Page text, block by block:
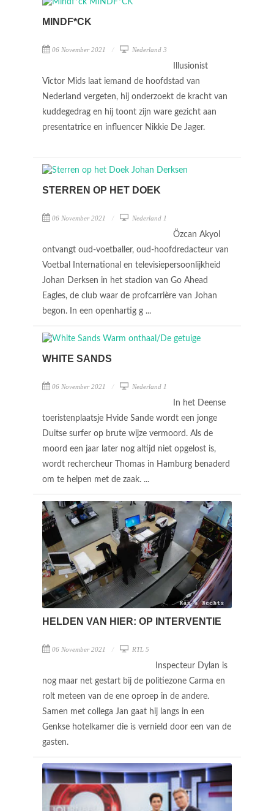
MINDF*CK
06 November 2021 Nederland 3
Illusionist
Victor Mids laat iemand de hoofdstad van
Nederland vergeten, hij onderzoekt de kracht van
kuddegedrag en hij toont zijn ware gezicht aan
presentatrice en influencer Nikkie De Jager.
STERREN OP HET DOEK
06 November 2021 Nederland 1
Özcan Akyol
ontvangt oud-voetballer, oud-hoofdredacteur van
Voetbal International en televisiepersoonlijkheid
Johan Derksen in het stadion van Go Ahead
Eagles, de club waar de profcarrière van Johan
begon. In een openhartig g ...
WHITE SANDS
06 November 2021 Nederland 1
In het Deense
toeristenplaatsje Hvide Sande wordt een jonge
Duitse surfer op brute wijze vermoord. Als de
moord een jaar later nog altijd niet opgelost is,
wordt rechercheur Thomas in Hamburg benaderd
om te helpen met de zaak. ...
HELDEN VAN HIER: OP INTERVENTIE
06 November 2021 RTL 5
Inspecteur Dylan is
nog maar net gestart bij de politiezone Carma en
rolt meteen van de ene oproep in de andere.
Samen met collega Jan gaat hij langs in een
Genkse hotelkamer die is vernield door een van de
gasten.